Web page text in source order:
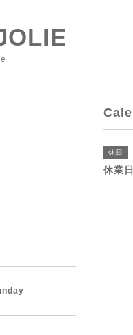
休日
休業日